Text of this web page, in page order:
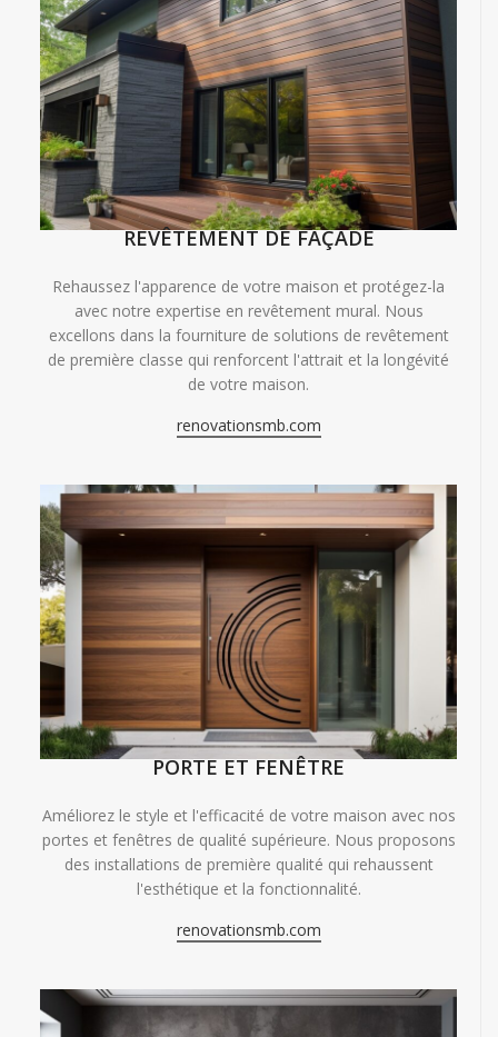
REVÊTEMENT DE FAÇADE
Rehaussez l'apparence de votre maison et protégez-la
avec notre expertise en revêtement mural. Nous
excellons dans la fourniture de solutions de revêtement
de première classe qui renforcent l'attrait et la longévité
de votre maison.
renovationsmb.com
PORTE ET FENÊTRE
Améliorez le style et l'efficacité de votre maison avec nos
portes et fenêtres de qualité supérieure. Nous proposons
des installations de première qualité qui rehaussent
l'esthétique et la fonctionnalité.
renovationsmb.com